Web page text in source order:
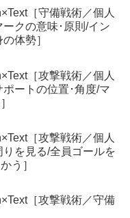
［守備戦術／個人
クの意味･原則/イン
体勢］
［攻撃戦術／個人
ートの位置･角度/マ
［攻撃戦術／個人
を見る/全員ゴールを
う］
［攻撃戦術／守備